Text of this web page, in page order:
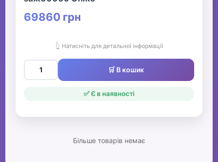
69860 грн
👆 Натисніть для детальної інформації
🛒 В кошик
✅ Є в наявності
Більше товарів немає